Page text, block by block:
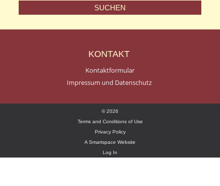
KONTAKT
Kontaktformular
Impressum und Datenschutz
© 2026
Terms and Conditions of Use
Privacy Policy
A Smartspace Website
Log In